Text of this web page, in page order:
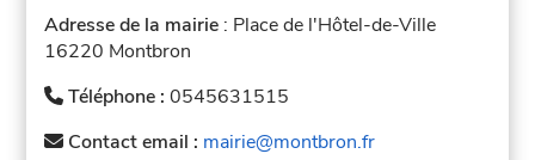
Adresse de la mairie : Place de l'Hôtel-de-Ville
16220 Montbron
Téléphone :0545631515
Contact email : mairie@montbron.fr